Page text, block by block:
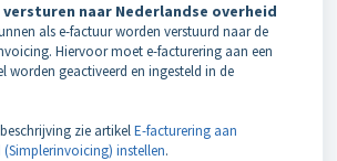
naar Nederlandse overheid
als e-factuur worden verstuurd naar de
Hiervoor moet e-facturering aan een
worden geactiveerd en ingesteld in de
zie artikelE-facturering aan
(Simplerinvoicing) instellen.